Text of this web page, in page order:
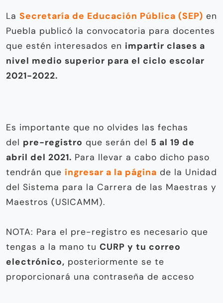
La Secretaría de Educación Pública (SEP) en
Puebla publicó la convocatoria para docentes
que estén interesados en impartir clases a
nivel medio superior para el ciclo escolar
2021-2022.
Es importante que no olvides las fechas
del pre-registro que serán del 5 al 19 de
abril del 2021. Para llevar a cabo dicho paso
tendrán que ingresar a la página de la Unidad
del Sistema para la Carrera de las Maestras y
Maestros (USICAMM).
NOTA: Para el pre-registro es necesario que
tengas a la mano tu CURP y tu correo
electrónico, posteriormente se te
proporcionará una contraseña de acceso